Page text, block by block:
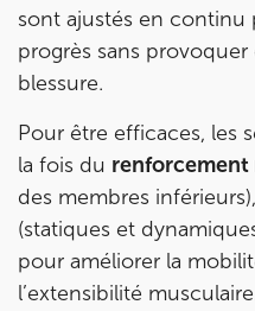
sont ajustés en continu
progrès sans
blessure.
Pour être efficaces, les
la fois du renforcement
des membres
(statiques et
pour améliorer la
l’extensibilité